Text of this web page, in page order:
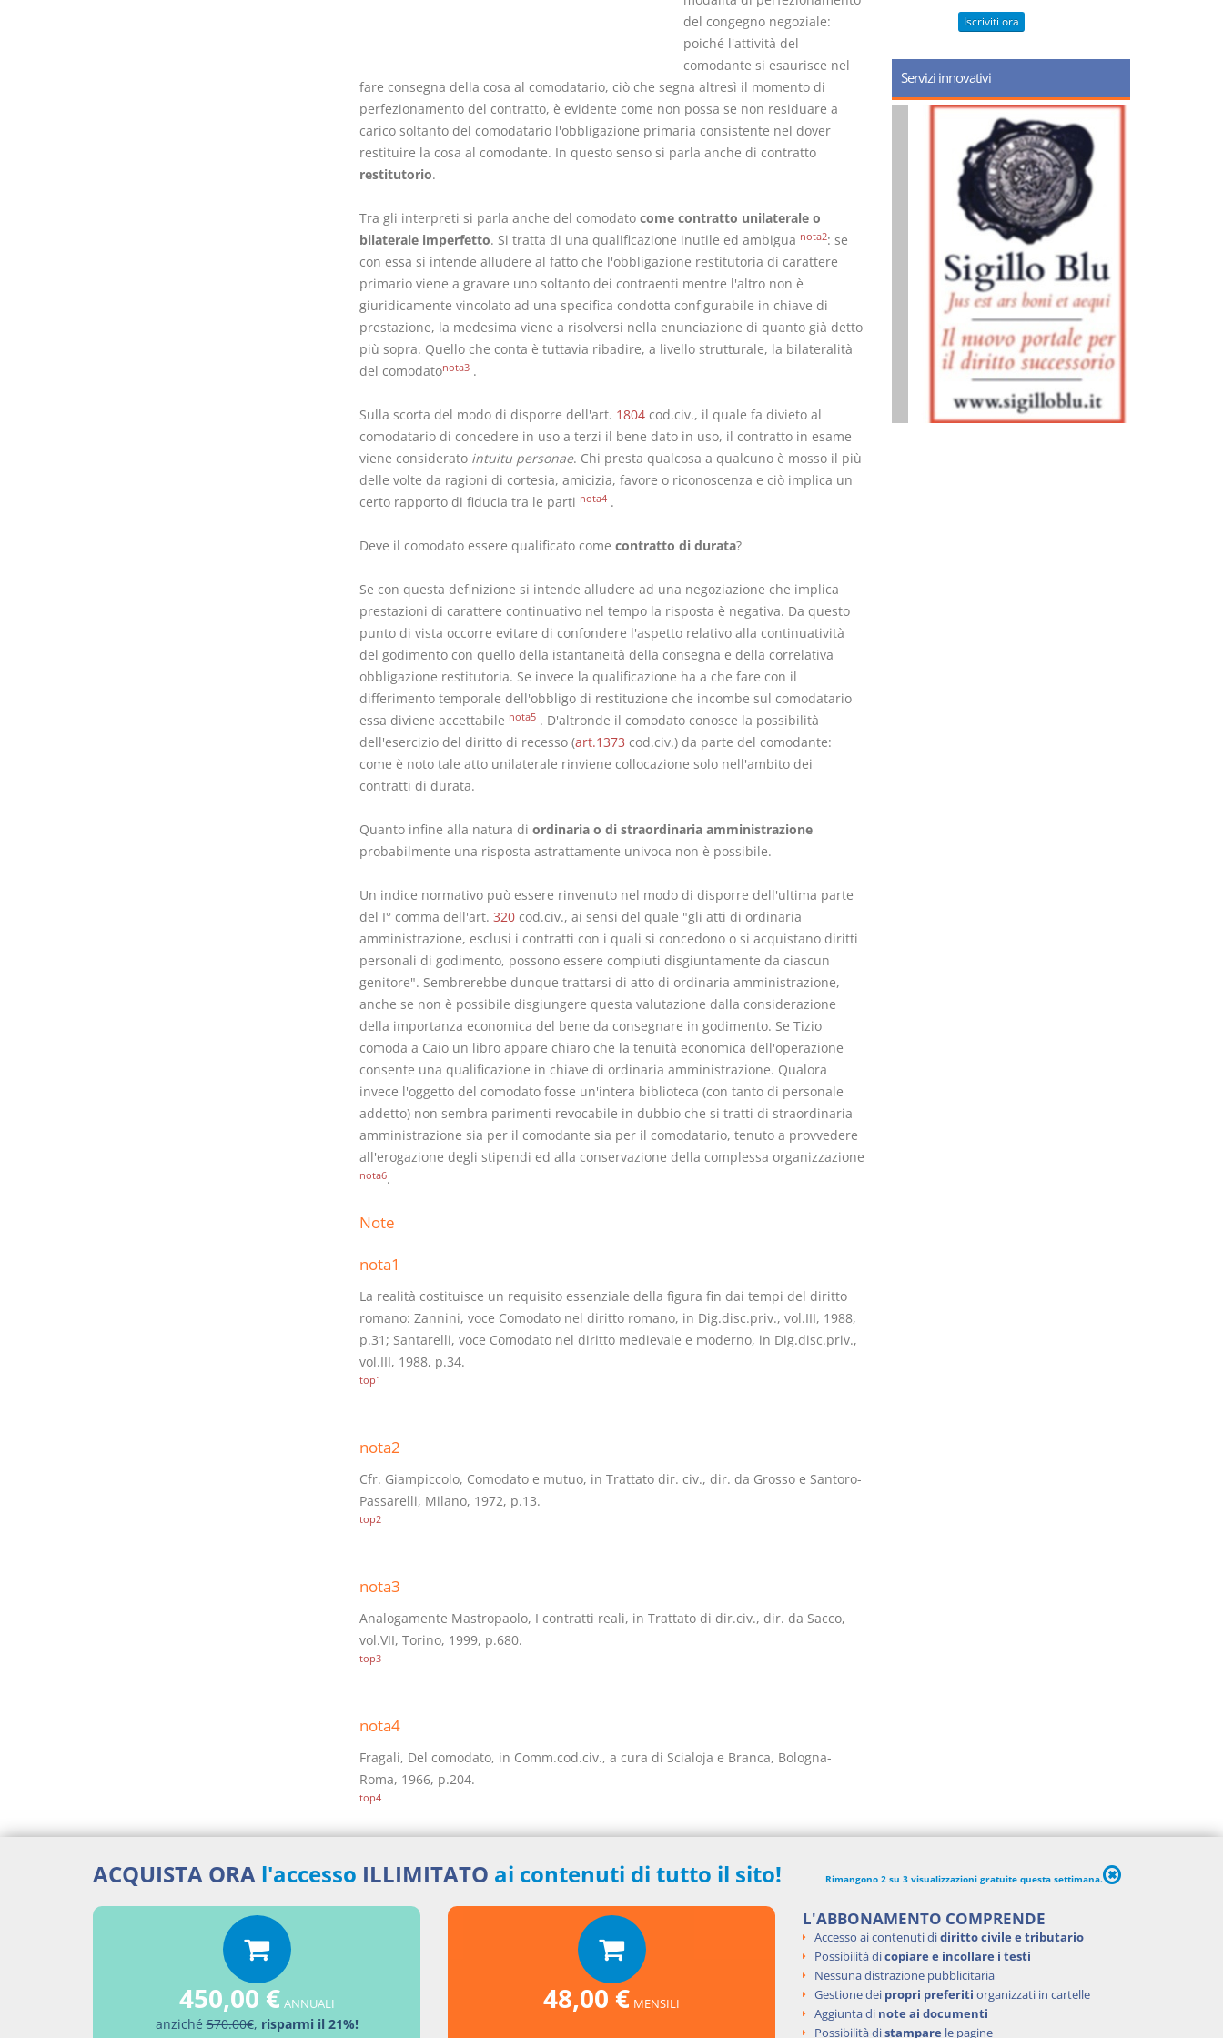
del congegno negoziale:
poiché l'attività del
comodante si esaurisce nel
fare consegna della cosa al comodatario, ciò che segna altresì il momento di
perfezionamento del contratto, è evidente come non possa se non residuare a
carico soltanto del comodatario l'obbligazione primaria consistente nel dover
restituire la cosa al comodante. In questo senso si parla anche di contratto
restitutorio.
Tra gli interpreti si parla anche del comodato come contratto unilaterale o
bilaterale imperfetto. Si tratta di una qualificazione inutile ed ambigua nota2: se
con essa si intende alludere al fatto che l'obbligazione restitutoria di carattere
primario viene a gravare uno soltanto dei contraenti mentre l'altro non è
giuridicamente vincolato ad una specifica condotta configurabile in chiave di
prestazione, la medesima viene a risolversi nella enunciazione di quanto già detto
più sopra. Quello che conta è tuttavia ribadire, a livello strutturale, la bilateralità
del comodatonota3.
Sulla scorta del modo di disporre dell'art. 1804cod.civ., il quale fa divieto al
comodatario di concedere in uso a terzi il bene dato in uso, il contratto in esame
viene considerato intuitu personae. Chi presta qualcosa a qualcuno è mosso il più
delle volte da ragioni di cortesia, amicizia, favore o riconoscenza e ciò implica un
certo rapporto di fiducia tra le parti nota4.
Deve il comodato essere qualificato come contratto di durata?
Se con questa definizione si intende alludere ad una negoziazione che implica
prestazioni di carattere continuativo nel tempo la risposta è negativa. Da questo
punto di vista occorre evitare di confondere l'aspetto relativo alla continuatività
del godimento con quello della istantaneità della consegna e della correlativa
obbligazione restitutoria. Se invece la qualificazione ha a che fare con il
differimento temporale dell'obbligo di restituzione che incombe sul comodatario
essa diviene accettabile nota5. D'altronde il comodato conosce la possibilità
dell'esercizio del diritto di recesso (art.1373 cod.civ.) da parte del comodante:
come è noto tale atto unilaterale rinviene collocazione solo nell'ambito dei
contratti di durata.
Quanto infine alla natura di ordinaria o di straordinaria amministrazione
probabilmente una risposta astrattamente univoca non è possibile.
Un indice normativo può essere rinvenuto nel modo di disporre dell'ultima parte
del I° comma dell'art. 320cod.civ., ai sensi del quale "gli atti di ordinaria
amministrazione, esclusi i contratti con i quali si concedono o si acquistano diritti
personali di godimento, possono essere compiuti disgiuntamente da ciascun
genitore". Sembrerebbe dunque trattarsi di atto di ordinaria amministrazione,
anche se non è possibile disgiungere questa valutazione dalla considerazione
della importanza economica del bene da consegnare in godimento. Se Tizio
comoda a Caio un libro appare chiaro che la tenuità economica dell'operazione
consente una qualificazione in chiave di ordinaria amministrazione. Qualora
invece l'oggetto del comodato fosse un'intera biblioteca (con tanto di personale
addetto) non sembra parimenti revocabile in dubbio che si tratti di straordinaria
amministrazione sia per il comodante sia per il comodatario, tenuto a provvedere
all'erogazione degli stipendi ed alla conservazione della complessa organizzazione
nota6.
Note
nota1
La realità costituisce un requisito essenziale della figura fin dai tempi del diritto
romano: Zannini, voce Comodato nel diritto romano, in Dig.disc.priv., vol.III, 1988,
p.31; Santarelli, voce Comodato nel diritto medievale e moderno, in Dig.disc.priv.,
vol.III, 1988, p.34.
top1
nota2
Cfr. Giampiccolo, Comodato e mutuo, in Trattato dir. civ., dir. da Grosso e Santoro-
Passarelli, Milano, 1972, p.13.
top2
nota3
Analogamente Mastropaolo, I contratti reali, in Trattato di dir.civ., dir. da Sacco,
vol.VII, Torino, 1999, p.680.
top3
nota4
Fragali, Del comodato, in Comm.cod.civ., a cura di Scialoja e Branca, Bologna-
Roma, 1966, p.204.
top4
nota5
Zatti, Milano, 1995, p.647.
Iscriviti ora
Servizi innovativi
ACQUISTA ORA l'accesso ILLIMITATO ai contenuti di tutto il sito! Rimangono 2 su 3 visualizzazioni gratuite questa settimana.
450,00 € ANNUALI
anziché570.00€, risparmi il 21%!
48,00 € MENSILI
L'ABBONAMENTO COMPRENDE
Accesso ai contenuti didiritto civile e tributario
Possibilità dicopiare e incollare i testi
Nessuna distrazione pubblicitaria
Gestione dei propri preferiti organizzati in cartelle
Aggiunta di note ai documenti
Possibilità distampare le pagine